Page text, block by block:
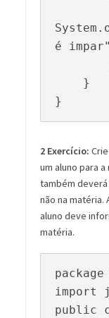
é
}
2 Exercício:
um aluno para
também
não na matéria.
aluno deve
matéria.
import
public